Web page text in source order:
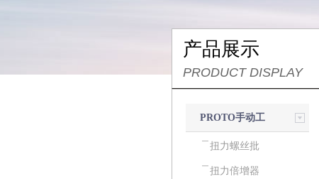
产品展示
PRODUCT DISPLAY
PROTO手动工
扭力螺丝批
扭力倍增器